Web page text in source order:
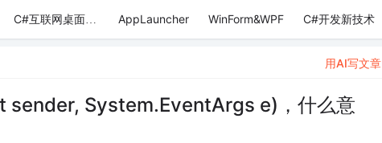
C#互联网桌面应用 AppLauncher WinForm&WPF C#开发新技术
sender, System.EventArgs e)，什么意
用AI写文章